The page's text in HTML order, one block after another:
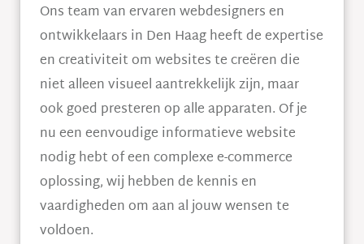
Ons team van ervaren webdesigners en
ontwikkelaars in Den Haag heeft de expertise
en creativiteit om websites te creëren die
niet alleen visueel aantrekkelijk zijn, maar
ook goed presteren op alle apparaten. Of je
nu een eenvoudige informatieve website
nodig hebt of een complexe e-commerce
oplossing, wij hebben de kennis en
vaardigheden om aan al jouw wensen te
voldoen.